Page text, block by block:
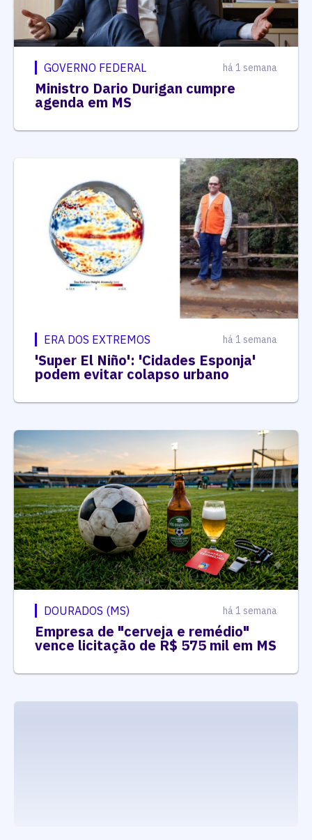
GOVERNO FEDERAL há 1 semana
Ministro Dario Durigan cumpre
agenda em MS
ERA DOS EXTREMOS há 1 semana
'Super El Niño': 'Cidades Esponja'
podem evitar colapso urbano
DOURADOS (MS) há 1 semana
Empresa de "cerveja e remédio"
vence licitação de R$ 575 mil em MS